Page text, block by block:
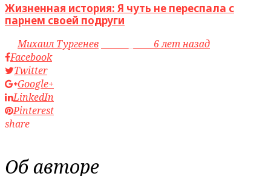
Жизненная история: Я чуть не переспала с
парнем своей подруги
byМихаил Тургенев
6 лет назад
Facebook
Twitter
Google+
LinkedIn
Pinterest
share
Об авторе